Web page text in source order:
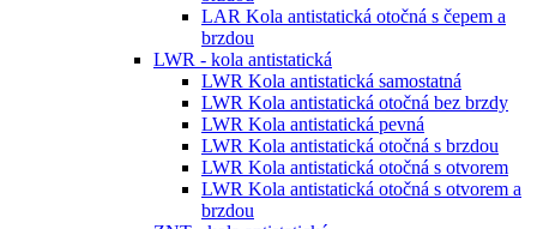
LAR Kola antistatická otočná s čepem a
brzdou
LWR - kola antistatická
LWR Kola antistatická samostatná
LWR Kola antistatická otočná bez brzdy
LWR Kola antistatická pevná
LWR Kola antistatická otočná s brzdou
LWR Kola antistatická otočná s otvorem
LWR Kola antistatická otočná s otvorem a
brzdou